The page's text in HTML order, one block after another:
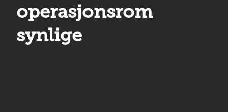
operasjonsrom
synlige